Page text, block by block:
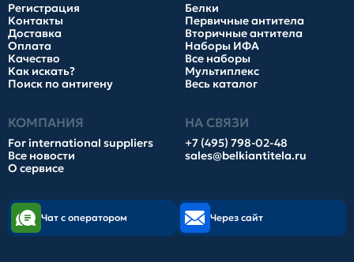
Регистрация
Контакты
Доставка
Оплата
Качество
Как искать?
Поиск по антигену
Белки
Первичные антитела
Вторичные антитела
Наборы ИФА
Все наборы
Мультиплекс
Весь каталог
КОМПАНИЯ
For international suppliers
Все новости
О сервисе
НА СВЯЗИ
+7 (495) 798-02-48
sales@belkiantitela.ru
Чат с оператором Через сайт